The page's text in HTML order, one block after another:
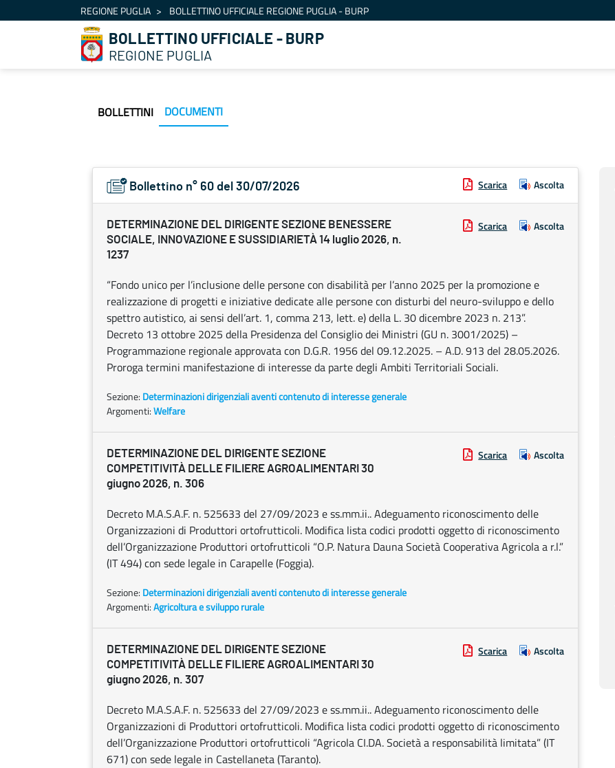
Salta al contenutoREGIONE PUGLIA BOLLETTINO UFFICIALE REGIONE PUGLIA - BURP
BOLLETTINO UFFICIALE - BURP
REGIONE PUGLIA
BOLLETTINI DOCUMENTI
Bollettino n° 60 del 30/07/2026 Scarica Ascolta
DETERMINAZIONE DEL DIRIGENTE SEZIONE BENESSERE
SOCIALE, INNOVAZIONE E SUSSIDIARIETÀ 14 luglio 2026, n.
1237
Scarica Ascolta
“Fondo unico per l’inclusione delle persone con disabilità per l’anno 2025 per la promozione e
realizzazione di progetti e iniziative dedicate alle persone con disturbi del neuro-sviluppo e dello
spettro autistico, ai sensi dell’art. 1, comma 213, lett. e) della L. 30 dicembre 2023 n. 213”.
Decreto 13 ottobre 2025 della Presidenza del Consiglio dei Ministri (GU n. 3001/2025) –
Programmazione regionale approvata con D.G.R. 1956 del 09.12.2025. – A.D. 913 del 28.05.2026.
Proroga termini manifestazione di interesse da parte degli Ambiti Territoriali Sociali.
Sezione: Determinazioni dirigenziali aventi contenuto di interesse generale
Argomenti:Welfare
DETERMINAZIONE DEL DIRIGENTE SEZIONE
COMPETITIVITÀ DELLE FILIERE AGROALIMENTARI 30
giugno 2026, n. 306
Scarica Ascolta
Decreto M.A.S.A.F. n. 525633 del 27/09/2023 e ss.mm.ii.. Adeguamento riconoscimento delle
Organizzazioni di Produttori ortofrutticoli. Modifica lista codici prodotti oggetto di riconoscimento
dell’Organizzazione Produttori ortofrutticoli “O.P. Natura Dauna Società Cooperativa Agricola a r.l.”
(IT 494) con sede legale in Carapelle (Foggia).
Sezione: Determinazioni dirigenziali aventi contenuto di interesse generale
Argomenti:Agricoltura e sviluppo rurale
DETERMINAZIONE DEL DIRIGENTE SEZIONE
COMPETITIVITÀ DELLE FILIERE AGROALIMENTARI 30
giugno 2026, n. 307
Scarica Ascolta
Decreto M.A.S.A.F. n. 525633 del 27/09/2023 e ss.mm.ii.. Adeguamento riconoscimento delle
Organizzazioni di Produttori ortofrutticoli. Modifica lista codici prodotti oggetto di riconoscimento
dell’Organizzazione Produttori ortofrutticoli “Agricola CI.DA. Società a responsabilità limitata” (IT
671) con sede legale in Castellaneta (Taranto).